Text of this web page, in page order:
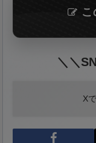
こ
＼＼
X